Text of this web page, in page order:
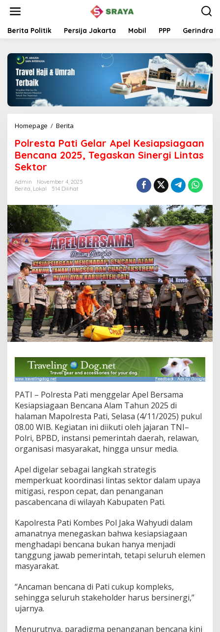
t
Berita Politik Persija Jakarta Mobil PPP Gerindra
Homepage / Berita
l
r
e
t
a
a
G
e
l
a
r
A
p
e
l
K
e
s
i
p
s
i
a
g
a
a
n
B
e
c
n
a
2
0
2
,
T
e
a
a
n
Polresta Pati Gelar Apel Kesiapsiagaan
Bencana 2025, Tegaskan Sinergi Lintas
Sektor
Admin
November 4, 2025
Berita Lokal 514 Dilihat
PATI – Polresta Pati menggelar Apel Bersama
Kesiapsiagaan Bencana Alam Tahun 2025 di
halaman Mapolresta Pati, Selasa (4/11/2025) pukul
08.00 WIB. Kegiatan ini diikuti oleh jajaran TNI–
Polri, BPBD, instansi pemerintah daerah, relawan,
organisasi masyarakat, hingga unsur media.
Apel digelar sebagai langkah strategis
memperkuat koordinasi lintas sektor dalam upaya
mitigasi, respon cepat, dan penanganan
pascabencana di wilayah Kabupaten Pati.
Kapolresta Pati Kombes Pol Jaka Wahyudi dalam
amanatnya menegaskan bahwa kesiapsiagaan
menghadapi bencana bukan hanya menjadi
tanggung jawab pemerintah, tetapi seluruh elemen
masyarakat.
“Ancaman bencana di Pati cukup kompleks,
sehingga seluruh stakeholder harus bersinergi,”
ujarnya.
Menurutnya, paradigma penanganan bencana kini